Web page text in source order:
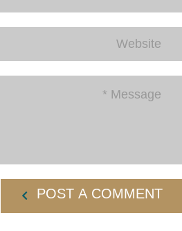
POST A COMMENT